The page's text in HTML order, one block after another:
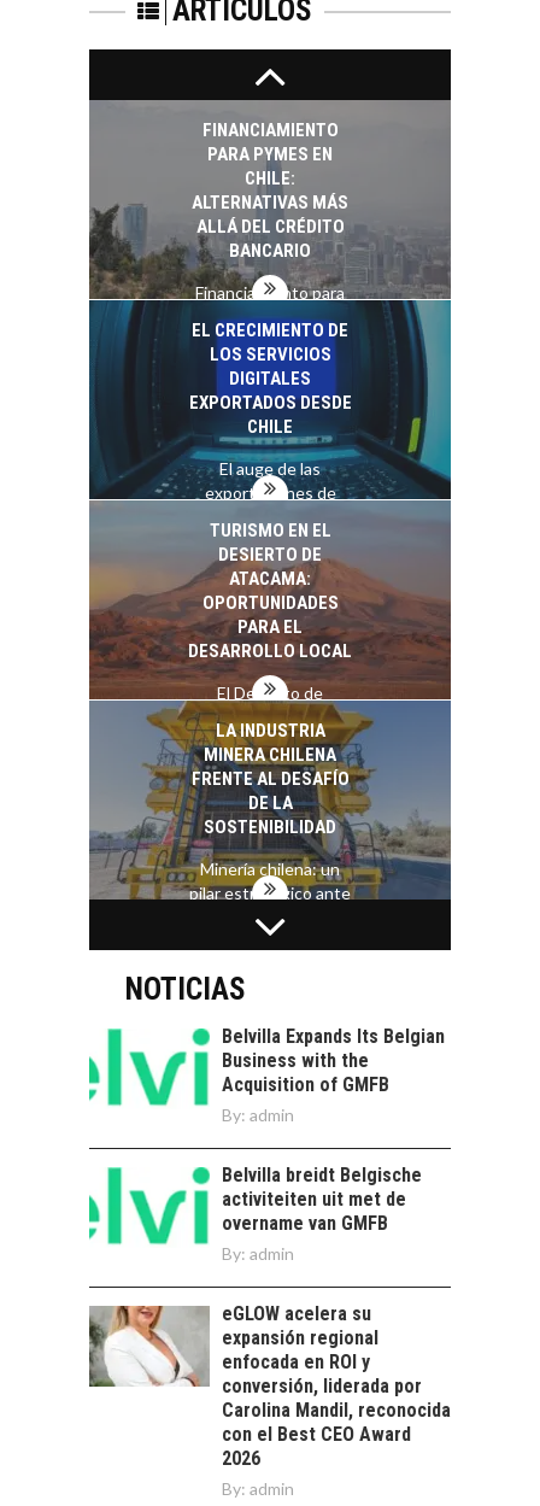
ARTÍCULOS
El tipo de cambio
como factor
FINANCIAMIENTO
PARA PYMES EN
CHILE:
ALTERNATIVAS MÁS
ALLÁ DEL CRÉDITO
BANCARIO
Financiamiento para
pymes en Chile:
alternativas que
trascienden el
crédito…
EL CRECIMIENTO DE
LOS SERVICIOS
DIGITALES
EXPORTADOS DESDE
CHILE
El auge de las
exportaciones de
Chile:…
TURISMO EN EL
DESIERTO DE
ATACAMA:
OPORTUNIDADES
PARA EL
DESARROLLO LOCAL
El Desierto de
Atacama: Motor
Estratégico para el
Desarrollo Turístico…
LA INDUSTRIA
MINERA CHILENA
FRENTE AL DESAFÍO
DE LA
SOSTENIBILIDAD
Minería chilena: un
pilar estratégico ante
el reto ineludible de…
CAPITAL DE RIESGO
EN CHILE:
OPORTUNIDADES
PARA STARTUPS Y
NUEVOS NEGOCIOS
Capital de riesgo en
Chile: motor de
innovación para
TIPO DE CAMBIO EN
LAS EMPRESAS
CHILENAS
El tipo de cambio
determinante en la
economía…
FINANCIAMIENTO
PARA PYMES EN
CHILE:
ALTERNATIVAS MÁS
ALLÁ DEL CRÉDITO
BANCARIO
Financiamiento para
NOTICIAS
Belvilla Expands Its Belgian
Business with the
Acquisition of GMFB
By: admin
Belvilla breidt Belgische
activiteiten uit met de
overname van GMFB
By: admin
eGLOW acelera su
expansión regional
enfocada en ROI y
conversión, liderada por
Carolina Mandil, reconocida
con el Best CEO Award
2026
By: admin